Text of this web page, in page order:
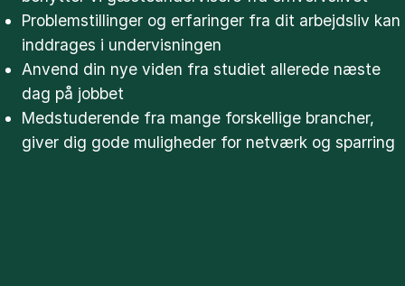
Problemstillinger og erfaringer fra dit arbejdsliv kan
inddrages i undervisningen
Anvend din nye viden fra studiet allerede næste
dag på jobbet
Medstuderende fra mange forskellige brancher,
giver dig gode muligheder for netværk og sparring